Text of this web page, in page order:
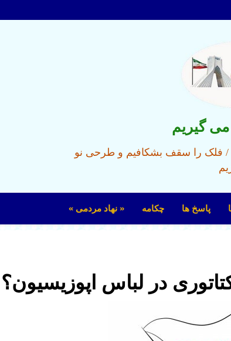
می گیریم
/ فلک را سقف بشکافیم و طرحی نو
پاسخ ها چکامه « نهاد مردمی »
در لباس اپوزیسیون؟